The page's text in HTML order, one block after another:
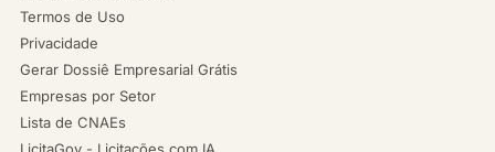
Termos de Uso
Privacidade
Gerar Dossiê Empresarial Grátis
Empresas por Setor
Lista de CNAEs
LicitaGov - Licitações com IA